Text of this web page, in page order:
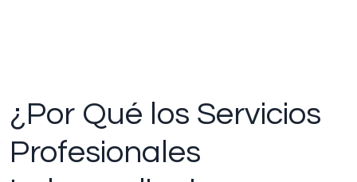
¿Por Qué los Servicios
Profesionales